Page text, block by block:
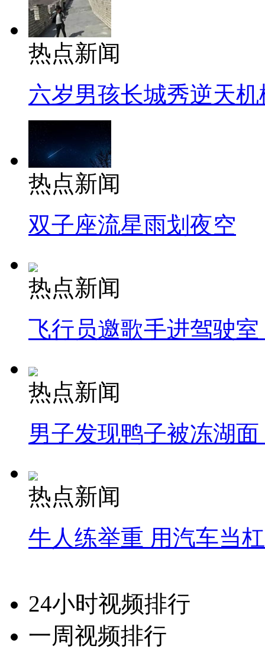
热点新闻
六岁男孩长城秀逆天机
热点新闻
双子座流星雨划夜空
热点新闻
飞行员邀歌手进驾驶
热点新闻
男子发现鸭子被冻湖
热点新闻
牛人练举重 用汽车当
24小时视频排行
一周视频排行